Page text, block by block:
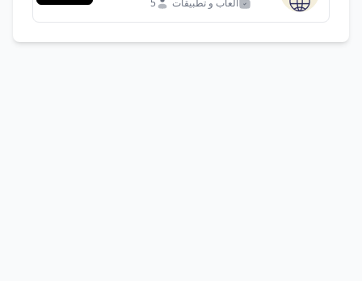
العاب و تطبيقات 5